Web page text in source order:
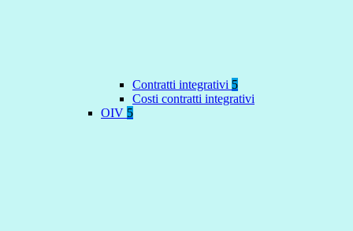
Contratti integrativi 5
Costi contratti integrativi
OIV 5